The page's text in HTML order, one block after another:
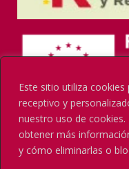
Este sitio utiliza
receptivo y
nuestro uso de
obtener más
y cómo eliminarlas o